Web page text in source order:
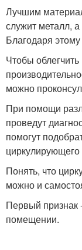
Лучшим
служит металл,
Благодаря
Чтобы
можно
При помощи
проведут
помогут
Понять, что
можно и
Первый признак
помещении.